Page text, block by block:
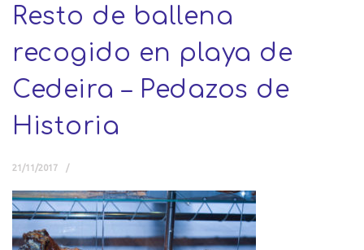
Resto de ballena
recogido en playa de
Cedeira – Pedazos de
Historia
21/11/2017